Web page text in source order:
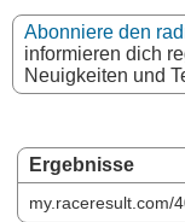
Ergebnisse
my.raceresult.com/
Abonniere den
informieren dich
Neuigkeiten und